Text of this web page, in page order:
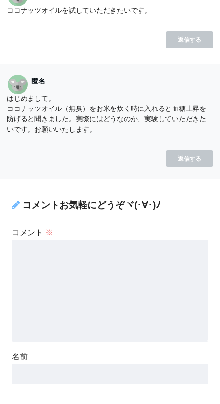
ココナッツオイルを試していただきたいです。
返信する
匿名
はじめまして。
ココナッツオイル（無臭）をお米を炊く時に入れると血糖上昇を
防げると聞きました。実際にはどうなのか、実験していただきた
いです。お願いいたします。
返信する
コメントお気軽にどうぞヾ(･∀･)ﾉ
コメント ※
名前